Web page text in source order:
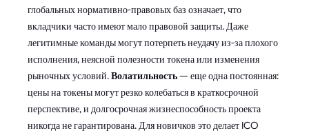
глобальных нормативно-правовых баз означает, что
вкладчики часто имеют мало правовой защиты. Даже
легитимные команды могут потерпеть неудачу из-за плохого
исполнения, неясной полезности токена или изменения
рыночных условий.Волатильность— еще одна постоянная:
цены на токены могут резко колебаться в краткосрочной
перспективе, и долгосрочная жизнеспособность проекта
никогда не гарантирована. Для новичков это делает ICO